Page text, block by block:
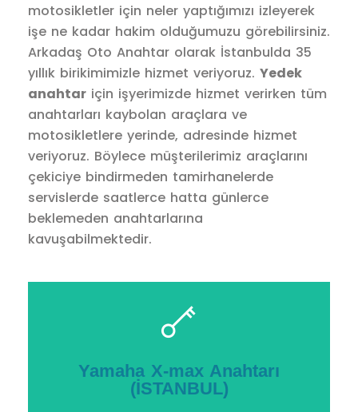
motosikletler için neler yaptığımızı izleyerek
işe ne kadar hakim olduğumuzu görebilirsiniz.
Arkadaş Oto Anahtar olarak İstanbulda 35
yıllık birikimimizle hizmet veriyoruz. Yedek
anahtar için işyerimizde hizmet verirken tüm
anahtarları kaybolan araçlara ve
motosikletlere yerinde, adresinde hizmet
veriyoruz. Böylece müşterilerimiz araçlarını
çekiciye bindirmeden tamirhanelerde
servislerde saatlerce hatta günlerce
beklemeden anahtarlarına
kavuşabilmektedir.
Yamaha X-max Anahtarı
(İSTANBUL)
Varsa Anahtarınız Hiç Yoksada - Kod
Yoksa bile Yapıyoruz. Bizi Arayınız. 0544
505 6969
Devamını oku